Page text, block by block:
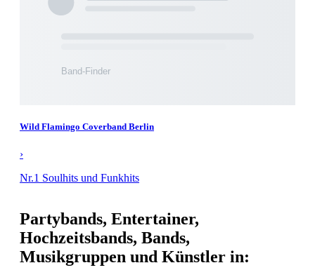
Wild Flamingo Coverband Berlin
›
Nr.1 Soulhits und Funkhits
Partybands, Entertainer,
Hochzeitsbands, Bands,
Musikgruppen und Künstler in: